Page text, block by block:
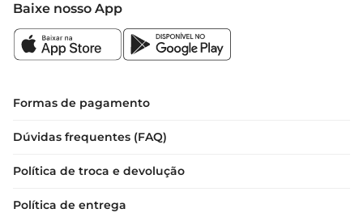
Baixe nosso App
Formas de pagamento
Dúvidas frequentes (FAQ)
Política de troca e devolução
Política de entrega